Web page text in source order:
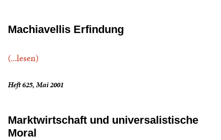
Machiavellis Erfindung
(...lesen)
Heft 625, Mai 2001
Marktwirtschaft und universalistische
Moral